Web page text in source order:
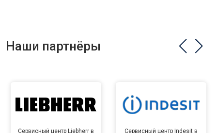
Наши партнёры
Сервисный центр Liebherr в
Сервисный центр Indesit в